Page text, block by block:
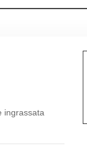
ingrassata